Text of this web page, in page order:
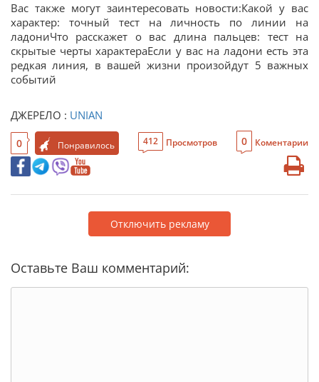
Вас также могут заинтересовать новости:Какой у вас
характер: точный тест на личность по линии на
ладониЧто расскажет о вас длина пальцев: тест на
скрытые черты характераЕсли у вас на ладони есть эта
редкая линия, в вашей жизни произойдут 5 важных
событий
ДЖЕРЕЛО : UNIAN
0 Понравилось 412 Просмотров 0 Коментарии
Отключить рекламу
Оставьте Ваш комментарий: